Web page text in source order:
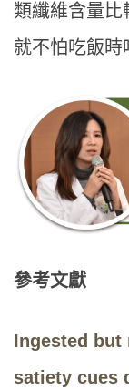
類纖維含量比
就不怕吃飯時
參考文獻
Ingested but
satiety cues